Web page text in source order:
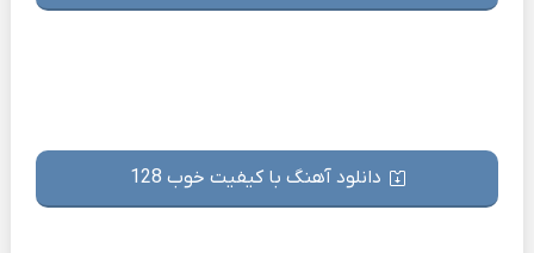
دانلود آهنگ با کیفیت خوب 128